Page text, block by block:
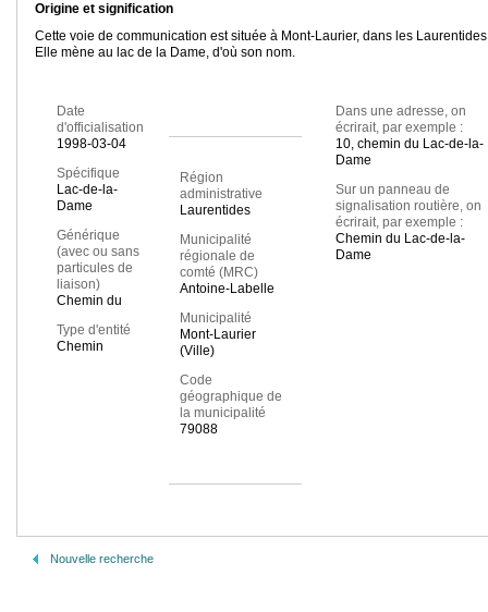
Origine et signification
Cette voie de communication est située à Mont-Laurier, dans les
Elle mène au lac de la Dame, d'où son nom.
Date
d'officialisation
1998-03-04
Spécifique
Lac-de-la-
Dame
Générique
(avec ou sans
particules de
liaison)
Chemin du
Type d'entité
Chemin
Région
administrative
Laurentides
Municipalité
régionale de
comté (MRC)
Antoine-Labelle
Municipalité
Mont-Laurier
(Ville)
Code
géographique de
la municipalité
79088
Dans une adresse, on
écrirait, par exemple :
10, chemin du Lac-de-la-
Dame
Sur un panneau de
signalisation routière, on
écrirait, par exemple :
Chemin du Lac-de-la-
Dame
Nouvelle recherche